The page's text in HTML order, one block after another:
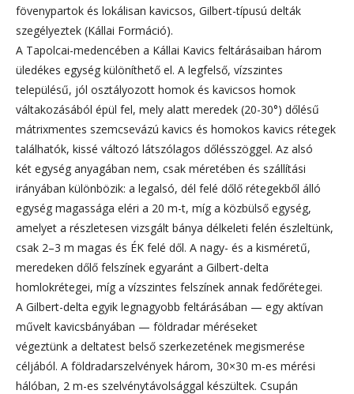
fövenypartok és lokálisan kavicsos, Gilbert-típusú delták
szegélyeztek (Kállai Formáció).
A Tapolcai-medencében a Kállai Kavics feltárásaiban három
üledékes egység különíthető el. A legfelső, vízszintes
településű, jól osztályozott homok és kavicsos homok
váltakozásából épül fel, mely alatt meredek (20-30°) dőlésű
mátrixmentes szemcsevázú kavics és homokos kavics rétegek
találhatók, kissé változó látszólagos dőlésszöggel. Az alsó
két egység anyagában nem, csak méretében és szállítási
irányában különbözik: a legalsó, dél felé dőlő rétegekből álló
egység magassága eléri a 20 m-t, míg a közbülső egység,
amelyet a részletesen vizsgált bánya délkeleti felén észleltünk,
csak 2–3 m magas és ÉK felé dől. A nagy- és a kisméretű,
meredeken dőlő felszínek egyaránt a Gilbert-delta
homlokrétegei, míg a vízszintes felszínek annak fedőrétegei.
A Gilbert-delta egyik legnagyobb feltárásában — egy aktívan
művelt kavicsbányában — földradar méréseket
végeztünk a deltatest belső szerkezetének megismerése
céljából. A földradarszelvények három, 30×30 m-es mérési
hálóban, 2 m-es szelvénytávolsággal készültek. Csupán